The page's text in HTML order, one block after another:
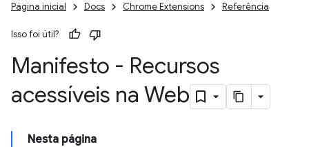
Página inicial Docs Chrome Extensions Referência
Isso foi útil?
Manifesto - Recursos
acessíveis na Web
Nesta página